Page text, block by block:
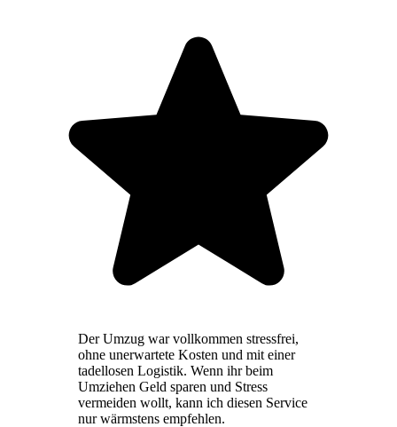
Der Umzug war vollkommen stressfrei,
ohne unerwartete Kosten und mit einer
tadellosen Logistik. Wenn ihr beim
Umziehen Geld sparen und Stress
vermeiden wollt, kann ich diesen Service
nur wärmstens empfehlen.